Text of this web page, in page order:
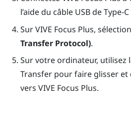
l’aide du câble USB de Type-C
SurVIVE Focus Plus,
Transfer Protocol).
Sur votre ordinateur, utilisez
Transfer pour faire glisser et
vers VIVE Focus Plus.